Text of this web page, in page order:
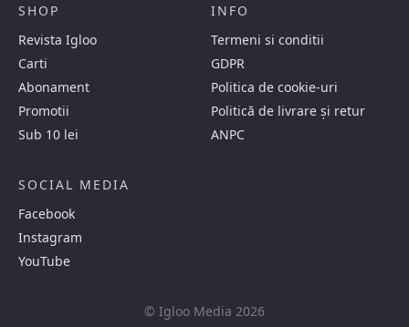
SHOP
Revista Igloo
Carti
Abonament
Promotii
Sub 10 lei
INFO
Termeni si conditii
GDPR
Politica de cookie-uri
Politică de livrare și retur
ANPC
SOCIAL MEDIA
Facebook
Instagram
YouTube
© Igloo Media 2026